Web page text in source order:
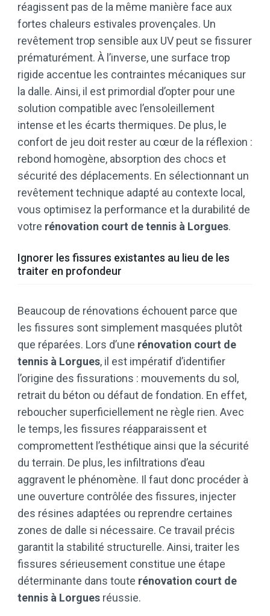
réagissent pas de la même manière face aux
fortes chaleurs estivales provençales. Un
revêtement trop sensible aux UV peut se fissurer
prématurément. À l’inverse, une surface trop
rigide accentue les contraintes mécaniques sur
la dalle. Ainsi, il est primordial d’opter pour une
solution compatible avec l’ensoleillement
intense et les écarts thermiques. De plus, le
confort de jeu doit rester au cœur de la réflexion :
rebond homogène, absorption des chocs et
sécurité des déplacements. En sélectionnant un
revêtement technique adapté au contexte local,
vous optimisez la performance et la durabilité de
votre rénovation court de tennis à Lorgues.
Ignorer les fissures existantes au lieu de les
traiter en profondeur
Beaucoup de rénovations échouent parce que
les fissures sont simplement masquées plutôt
que réparées. Lors d’une rénovation court de
tennis à Lorgues, il est impératif d’identifier
l’origine des fissurations : mouvements du sol,
retrait du béton ou défaut de fondation. En effet,
reboucher superficiellement ne règle rien. Avec
le temps, les fissures réapparaissent et
compromettent l’esthétique ainsi que la sécurité
du terrain. De plus, les infiltrations d’eau
aggravent le phénomène. Il faut donc procéder à
une ouverture contrôlée des fissures, injecter
des résines adaptées ou reprendre certaines
zones de dalle si nécessaire. Ce travail précis
garantit la stabilité structurelle. Ainsi, traiter les
fissures sérieusement constitue une étape
déterminante dans toute rénovation court de
tennis à Lorgues réussie.